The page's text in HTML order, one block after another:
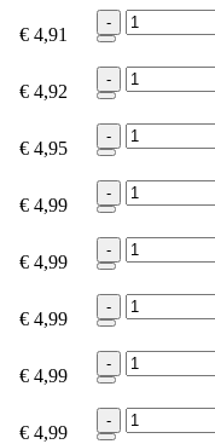
€ 4,91
-
€ 4,92
-
€ 4,95
-
€ 4,99
-
€ 4,99
-
€ 4,99
-
€ 4,99
-
€ 4,99
-